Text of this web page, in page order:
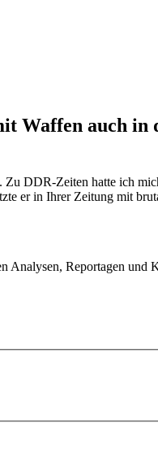
Waffen auch in
DDR-Zeiten hatte ich
er in Ihrer Zeitung mit
Analysen, Reportagen und